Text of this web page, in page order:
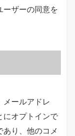
ーザーの同意を
メールアドレ
オプトインで
り、他のコメ